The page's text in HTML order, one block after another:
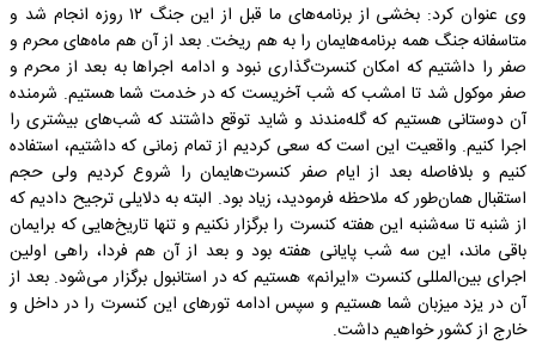
وی عنوان کرد: بخشی از برنامه‌های ما قبل از این جنگ ۱۲ روزه انجام شد و
متاسفانه جنگ همه برنامه‌هایمان را به هم ریخت. بعد از آن هم ماه‌های محرم و
صفر را داشتیم که امکان کنسرت‌گذاری نبود و ادامه اجراها به بعد از محرم و
صفر موکول شد تا امشب که شب آخریست که در خدمت شما هستیم. شرمنده
آن دوستانی هستیم که گله‌مندند و شاید توقع داشتند که شب‌های بیشتری را
اجرا کنیم. واقعیت این است که سعی کردیم از تمام زمانی که داشتیم، استفاده
کنیم و بلافاصله بعد از ایام صفر کنسرت‌هایمان را شروع کردیم ولی حجم
استقبال همان‌طور که ملاحظه فرمودید، زیاد بود. البته به دلایلی ترجیح دادیم که
از شنبه تا سه‌شنبه این هفته کنسرت را برگزار نکنیم و تنها تاریخ‌هایی که برایمان
باقی ماند، این سه شب پایانی هفته بود و بعد از آن هم فردا، راهی اولین
اجرای بین‌المللی کنسرت «ایرانم» هستیم که در استانبول برگزار می‌شود. بعد از
آن در یزد میزبان شما هستیم و سپس ادامه تورهای این کنسرت را در داخل و
خارج از کشور خواهیم داشت.